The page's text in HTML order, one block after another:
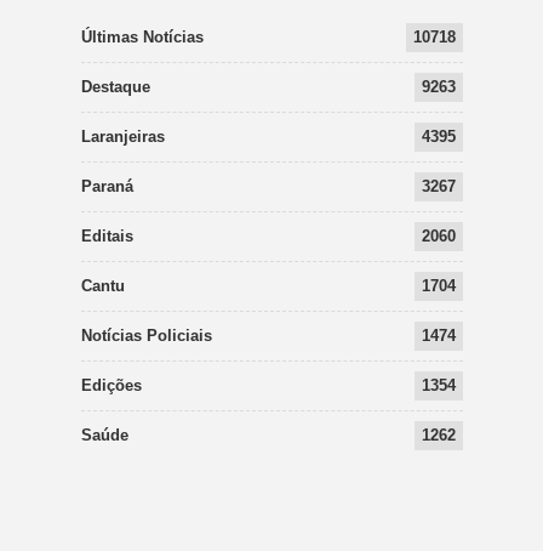
Últimas Notícias 10718
Destaque 9263
Laranjeiras 4395
Paraná 3267
Editais 2060
Cantu 1704
Notícias Policiais 1474
Edições 1354
Saúde 1262